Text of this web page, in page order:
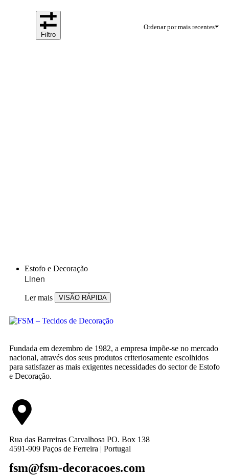
Ordenar por mais recentes
Filtro
Estofo e Decoração
Linen
Ler mais VISÃO RÁPIDA
Fundada em dezembro de 1982, a empresa impõe-se no mercado
nacional, através dos seus produtos criteriosamente escolhidos
para satisfazer as mais exigentes necessidades do sector de Estofo
e Decoração.
Rua das Barreiras Carvalhosa PO. Box 138
4591-909 Paços de Ferreira | Portugal
fsm@fsm-decoracoes.com